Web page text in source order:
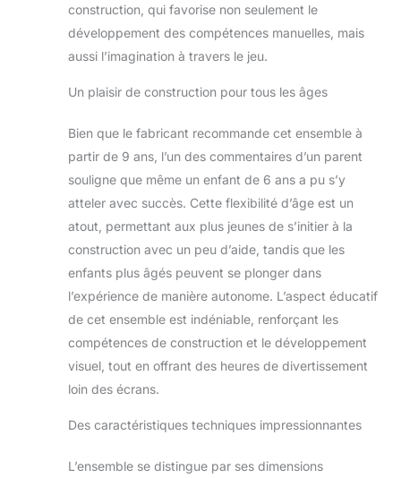
construction, qui favorise non seulement le
développement des compétences manuelles, mais
aussi l’imagination à travers le jeu.
Un plaisir de construction pour tous les âges
Bien que le fabricant recommande cet ensemble à
partir de 9 ans, l’un des commentaires d’un parent
souligne que même un enfant de 6 ans a pu s’y
atteler avec succès. Cette flexibilité d’âge est un
atout, permettant aux plus jeunes de s’initier à la
construction avec un peu d’aide, tandis que les
enfants plus âgés peuvent se plonger dans
l’expérience de manière autonome. L’aspect éducatif
de cet ensemble est indéniable, renforçant les
compétences de construction et le développement
visuel, tout en offrant des heures de divertissement
loin des écrans.
Des caractéristiques techniques impressionnantes
L’ensemble se distingue par ses dimensions